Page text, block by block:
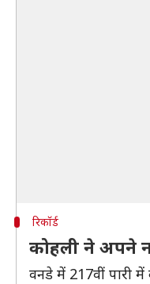
रिकॉर्ड
कोहली ने अपने
वनडे में 217वीं पारी